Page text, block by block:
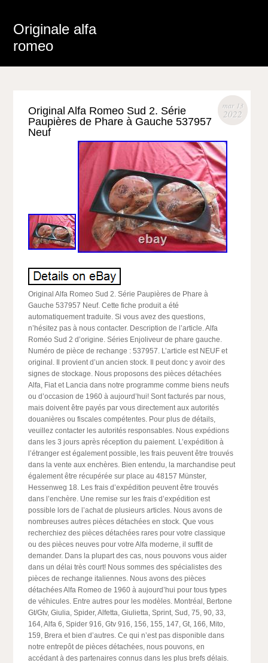
Originale alfa
romeo
mar 13
2022
Original Alfa Romeo Sud 2. Série
Paupières de Phare à Gauche 537957
Neuf
Original Alfa Romeo Sud 2. Série Paupières de Phare à
Gauche 537957 Neuf. Cette fiche produit a été
automatiquement traduite. Si vous avez des questions,
n’hésitez pas à nous contacter. Description de l’article. Alfa
Roméo Sud 2 d’origine. Séries Enjoliveur de phare gauche.
Numéro de pièce de rechange : 537957. L’article est NEUF et
original. Il provient d’un ancien stock. Il peut donc y avoir des
signes de stockage. Nous proposons des pièces détachées
Alfa, Fiat et Lancia dans notre programme comme biens neufs
ou d’occasion de 1960 à aujourd’hui! Sont facturés par nous,
mais doivent être payés par vous directement aux autorités
douanières ou fiscales compétentes. Pour plus de détails,
veuillez contacter les autorités responsables. Nous expédions
dans les 3 jours après réception du paiement. L’expédition à
l’étranger est également possible, les frais peuvent être trouvés
dans la vente aux enchères. Bien entendu, la marchandise peut
également être récupérée sur place au 48157 Münster,
Hessenweg 18. Les frais d’expédition peuvent être trouvés
dans l’enchère. Une remise sur les frais d’expédition est
possible lors de l’achat de plusieurs articles. Nous avons de
nombreuses autres pièces détachées en stock. Que vous
recherchiez des pièces détachées rares pour votre classique
ou des pièces neuves pour votre Alfa moderne, il suffit de
demander. Dans la plupart des cas, nous pouvons vous aider
dans un délai très court! Nous sommes des spécialistes des
pièces de rechange italiennes. Nous avons des pièces
détachées Alfa Romeo de 1960 à aujourd’hui pour tous types
de véhicules. Entre autres pour les modèles. Montréal, Bertone
Gt/Gtv, Giulia, Spider, Alfetta, Giulietta, Sprint, Sud, 75, 90, 33,
164, Alfa 6, Spider 916, Gtv 916, 156, 155, 147, Gt, 166, Mito,
159, Brera et bien d’autres. Ce qui n’est pas disponible dans
notre entrepôt de pièces détachées, nous pouvons, en
accédant à des partenaires connus dans les plus brefs délais.